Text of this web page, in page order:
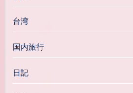
台湾
国内旅行
日記